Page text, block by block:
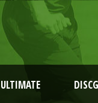
ULTIMATE